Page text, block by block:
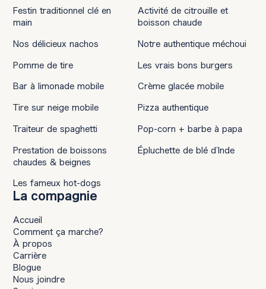
Festin traditionnel clé en
main
Activité de citrouille et
boisson chaude
Nos délicieux nachos
Notre authentique méchoui
Pomme de tire
Les vrais bons burgers
Bar à limonade mobile
Crème glacée mobile
Tire sur neige mobile
Pizza authentique
Traiteur de spaghetti
Pop-corn + barbe à papa
Prestation de boissons
chaudes & beignes
Épluchette de blé d’Inde
Les fameux hot-dogs
La compagnie
Accueil
Comment ça marche?
À propos
Carrière
Blogue
Nous joindre